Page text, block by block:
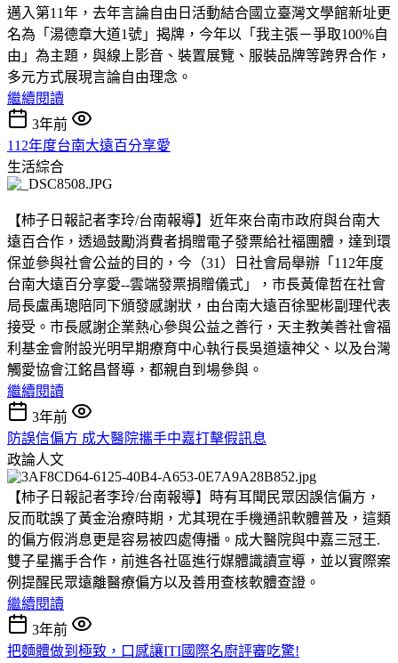
邁入第11年，去年言論自由日活動結合國立臺灣文學館新址更
名為「湯德章大道1號」揭牌，今年以「我主張－爭取100%自
由」為主題，與線上影音、裝置展覽、服裝品牌等跨界合作，
多元方式展現言論自由理念。
繼續閱讀
3年前
112年度台南大遠百分享愛
生活綜合
【柿子日報記者李玲/台南報導】近年來台南市政府與台南大
遠百合作，透過鼓勵消費者捐贈電子發票給社褔團體，達到環
保並參與社會公益的目的，今（31）日社會局舉辦「112年度
台南大遠百分享愛--雲端發票捐贈儀式」，市長黃偉哲在社會
局長盧禹璁陪同下頒發感謝狀，由台南大遠百徐聖彬副理代表
接受。市長感謝企業熱心參與公益之善行，天主教美善社會福
利基金會附設光明早期療育中心執行長吳道遠神父、以及台灣
觸愛協會江銘昌督導，都親自到場參與。
繼續閱讀
3年前
防誤信偏方 成大醫院攜手中嘉打擊假訊息
政論人文
【柿子日報記者李玲/台南報導】時有耳聞民眾因誤信偏方，
反而耽誤了黃金治療時期，尤其現在手機通訊軟體普及，這類
的偏方假消息更是容易被四處傳播。成大醫院與中嘉三冠王.
雙子星攜手合作，前進各社區進行媒體識讀宣導，並以實際案
例提醒民眾遠離醫療偏方以及善用查核軟體查證。
繼續閱讀
3年前
把麵體做到極致，口感讓ITI國際名廚評審吃驚!